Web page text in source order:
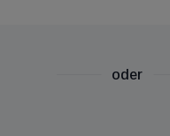
den Ausblick für 2020
oder